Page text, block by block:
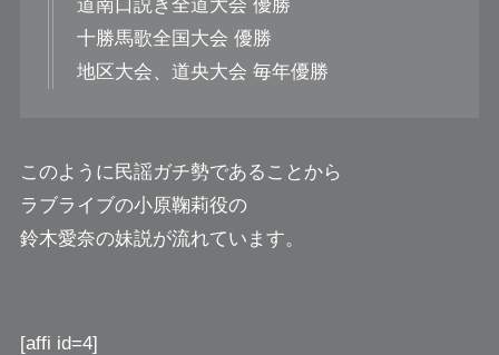
道南口説き全道大会 優勝
十勝馬歌全国大会 優勝
地区大会、道央大会 毎年優勝
このように民謡ガチ勢であることから
ラブライブの小原鞠莉役の
鈴木愛奈の妹説が流れています。
[affi id=4]